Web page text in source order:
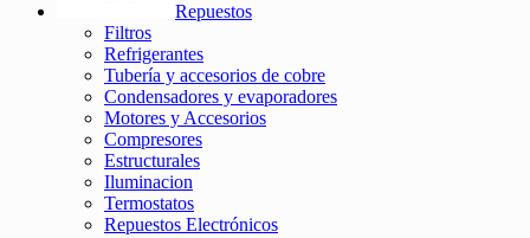
Repuestos
Filtros
Refrigerantes
Tubería y accesorios de cobre
Condensadores y evaporadores
Motores y Accesorios
Compresores
Estructurales
Iluminacion
Termostatos
Repuestos Electrónicos